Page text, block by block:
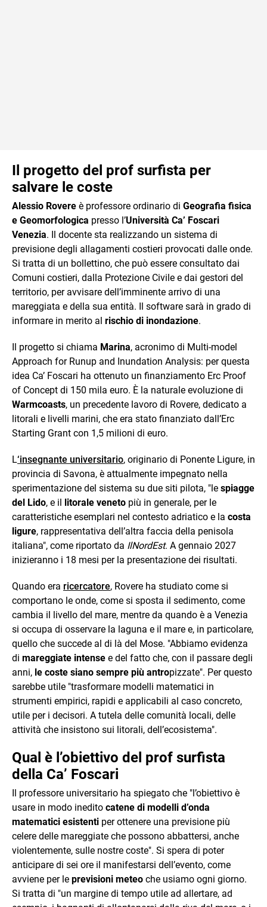
Il progetto del prof surfista per
salvare le coste
Alessio Rovere è professore ordinario di Geografia fisica
e Geomorfologica presso l’Università Ca’ Foscari
Venezia. Il docente sta realizzando un sistema di
previsione degli allagamenti costieri provocati dalle onde.
Si tratta di un bollettino, che può essere consultato dai
Comuni costieri, dalla Protezione Civile e dai gestori del
territorio, per avvisare dell’imminente arrivo di una
mareggiata e della sua entità. Il software sarà in grado di
informare in merito al rischio di inondazione.
Il progetto si chiama Marina, acronimo di Multi-model
Approach for Runup and Inundation Analysis: per questa
idea Ca’ Foscari ha ottenuto un finanziamento Erc Proof
of Concept di 150 mila euro. È la naturale evoluzione di
Warmcoasts, un precedente lavoro di Rovere, dedicato a
litorali e livelli marini, che era stato finanziato dall’Erc
Starting Grant con 1,5 milioni di euro.
L‘insegnante universitario, originario di Ponente Ligure, in
provincia di Savona, è attualmente impegnato nella
sperimentazione del sistema su due siti pilota, "le spiagge
del Lido, e il litorale veneto più in generale, per le
caratteristiche esemplari nel contesto adriatico e la costa
ligure, rappresentativa dell’altra faccia della penisola
italiana", come riportato da IlNordEst. A gennaio 2027
inizieranno i 18 mesi per la presentazione dei risultati.
Quando era ricercatore, Rovere ha studiato come si
comportano le onde, come si sposta il sedimento, come
cambia il livello del mare, mentre da quando è a Venezia
si occupa di osservare la laguna e il mare e, in particolare,
quello che succede al di là del Mose. "Abbiamo evidenza
di mareggiate intense e del fatto che, con il passare degli
anni, le coste siano sempre più antropizzate". Per questo
sarebbe utile "trasformare modelli matematici in
strumenti empirici, rapidi e applicabili al caso concreto,
utile per i decisori. A tutela delle comunità locali, delle
attività che insistono sui litorali, dell’ecosistema".
Qual è l’obiettivo del prof surfista
della Ca’ Foscari
Il professore universitario ha spiegato che "l’obiettivo è
usare in modo inedito catene di modelli d’onda
matematici esistenti per ottenere una previsione più
celere delle mareggiate che possono abbattersi, anche
violentemente, sulle nostre coste". Si spera di poter
anticipare di sei ore il manifestarsi dell’evento, come
avviene per le previsioni meteo che usiamo ogni giorno.
Si tratta di "un margine di tempo utile ad allertare, ad